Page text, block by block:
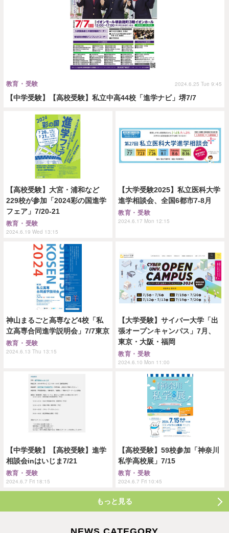
【中学受験】【高校受験】私立中高44校「進学ナビ」堺7/7
教育・受験 2024.6.25 Tue 9:45
【高校受験】大宮・浦和など
229校が参加「2024彩の国進学
フェア」7/20-21
教育・受験
2024.6.19 Wed 13:15
【大学受験2025】私立医科大学
進学相談会、全国6都市7-8月
教育・受験
2024.6.17 Mon 12:15
神山まるごと高専など4校「私
立高専合同進学説明会」7/7東京
教育・受験
2024.6.13 Thu 13:15
【大学受験】サイバー大学「出
張オープンキャンパス」7月、
東京・大阪・福岡
教育・受験
2024.6.10 Mon 11:00
【中学受験】【高校受験】進学
相談会inはいじま7/21
教育・受験
2024.6.7 Fri 18:15
【高校受験】59校参加「神奈川
私学高校展」7/15
教育・受験
2024.6.7 Fri 10:45
もっと見る